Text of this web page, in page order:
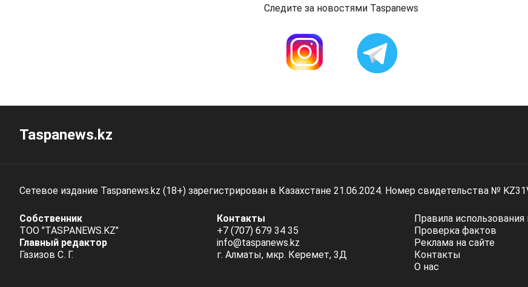
Следите за новостями Taspanews
Taspanews.kz
Сетевое издание Taspanews.kz (18+) зарегистрирован в Казахстане 21.06.2024. Номер свидетельства №
Собственник
ТОО "TASPANEWS.KZ"
Главный редактор
Газизов С. Г.
Контакты
+7 (707) 679 34 35
info@taspanews.kz
г. Алматы, мкр. Керемет, 3Д
Правила использования
Проверка фактов
Реклама на сайте
Контакты
О нас